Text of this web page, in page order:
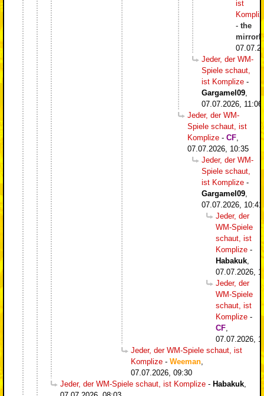
ist
- the
Jeder, der WM-
Spiele schaut,
ist Komplize -
Gargamel09
07.07.2026, 11:06
Jeder, der WM-
Spiele schaut, ist
Komplize - CF
07.07.2026, 10:35
Jeder, der WM-
Spiele schaut,
ist Komplize -
Gargamel09
07.07.2026, 10:41
Jeder, der
WM-Spiele
schaut, ist
Komplize -
Habakuk
07.07.2026,
Jeder, der
WM-Spiele
schaut, ist
Komplize -
CF
07.07.2026,
Jeder, der WM-Spiele schaut, ist
Komplize - Weeman
07.07.2026, 09:30
Jeder, der WM-Spiele schaut, ist Komplize - Habakuk